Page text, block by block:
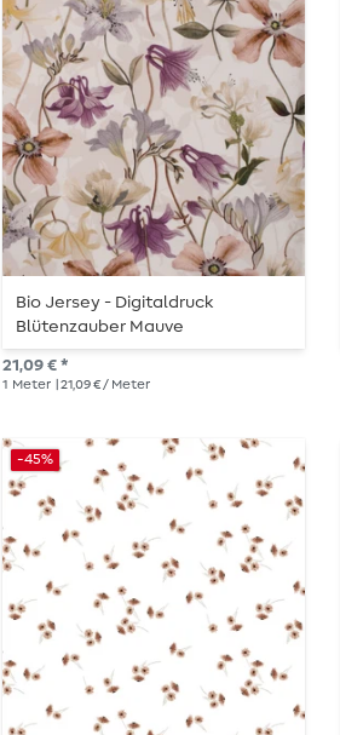
Bio Jersey - Digitaldruck
Blütenzauber Mauve
21,09 € *
1 Meter | 21,09 € / Meter
-45%